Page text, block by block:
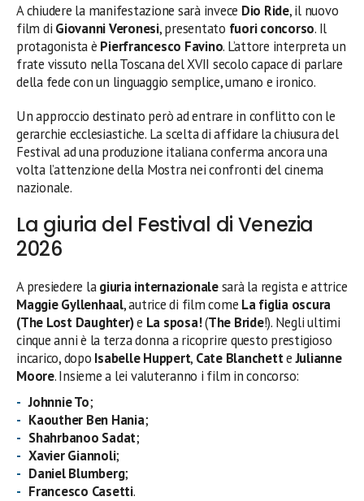
A chiudere la manifestazione sarà invece Dio Ride, il nuovo
film di Giovanni Veronesi, presentato fuori concorso. Il
protagonista è Pierfrancesco Favino. L’attore interpreta un
frate vissuto nella Toscana del XVII secolo capace di parlare
della fede con un linguaggio semplice, umano e ironico.
Un approccio destinato però ad entrare in conflitto con le
gerarchie ecclesiastiche. La scelta di affidare la chiusura del
Festival ad una produzione italiana conferma ancora una
volta l’attenzione della Mostra nei confronti del cinema
nazionale.
La giuria del Festival di Venezia
2026
A presiedere lagiuria internazionalesarà la regista e attrice
Maggie Gyllenhaal, autrice di film come La figlia oscura
(The Lost Daughter)e La sposa!(The Bride!). Negli ultimi
cinque anni è la terza donna a ricoprire questo prestigioso
incarico, dopo Isabelle Huppert, Cate BlanchetteJulianne
Moore. Insieme a lei valuteranno i film in concorso:
Johnnie To;
Kaouther Ben Hania;
Shahrbanoo Sadat;
Xavier Giannoli;
Daniel Blumberg;
Francesco Casetti.